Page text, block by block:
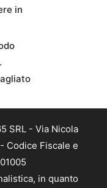
in
SRL - Via Nicola
Codice Fiscale e
in quanto